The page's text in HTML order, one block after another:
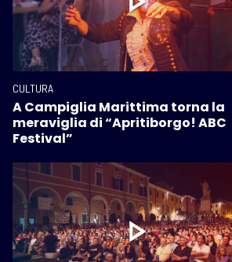
CULTURA
A Campiglia Marittima torna la
meraviglia di “Apritiborgo! ABC
Festival”